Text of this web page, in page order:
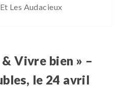
Les Audacieux
Vivre bien » –
le 24 avril